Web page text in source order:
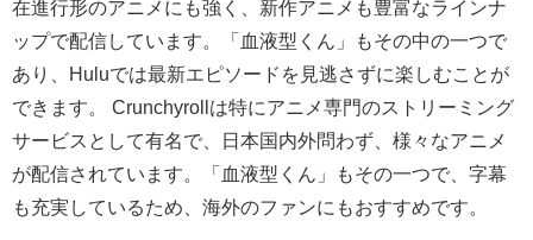
在進行形のアニメにも強く、新作アニメも豊富なラインナ
ップで配信しています。「血液型くん」もその中の一つで
あり、Huluでは最新エピソードを見逃さずに楽しむことが
できます。 Crunchyrollは特にアニメ専門のストリーミング
サービスとして有名で、日本国内外問わず、様々なアニメ
が配信されています。「血液型くん」もその一つで、字幕
も充実しているため、海外のファンにもおすすめです。